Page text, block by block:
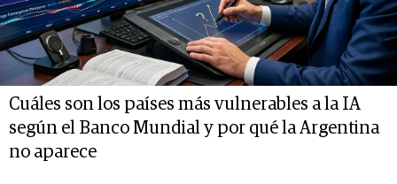
Cuáles son los países más vulnerables a la IA
según el Banco Mundial y por qué la Argentina
no aparece